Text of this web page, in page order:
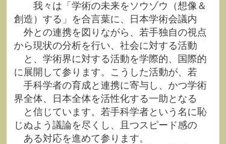
我々は「学術の未来をソウゾウ（想像＆
創造）する」を合言葉に、日本学術会議内
外との連携を図りながら、若手独自の視点
から現状の分析を行い、社会に対する活動
と、学術界に対する活動を学際的、国際的
に展開して参ります。こうした活動が、若
手科学者の育成と連携に寄与し、かつ学術
界全体、日本全体を活性化する一助となる
と信じています。若手科学者という名に恥
じぬよう議論を尽くし、且つスピード感の
ある対応を進めて参ります。